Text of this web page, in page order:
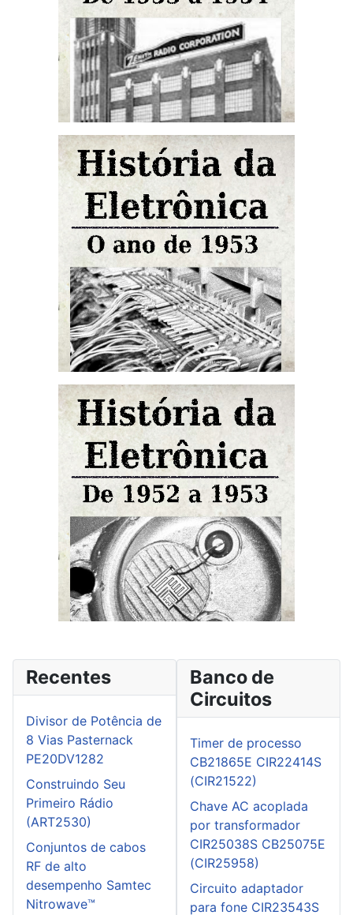
Recentes
Divisor de Potência de
8 Vias Pasternack
PE20DV1282
Construindo Seu
Primeiro Rádio
(ART2530)
Conjuntos de cabos
RF de alto
desempenho Samtec
Nitrowave™
Banco de
Circuitos
Timer de processo
CB21865E CIR22414S
(CIR21522)
Chave AC acoplada
por transformador
CIR25038S CB25075E
(CIR25958)
Circuito adaptador
para fone CIR23543S